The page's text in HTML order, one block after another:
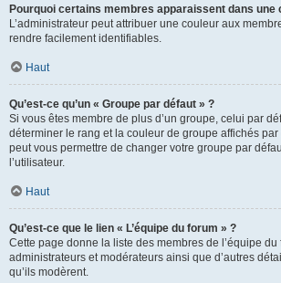
Pourquoi certains membres apparaissent dans une
L’administrateur peut attribuer une couleur aux
rendre facilement identifiables.
Haut
Qu’est-ce qu’un « Groupe par défaut » ?
Si vous êtes membre de plus d’un groupe, celui par
déterminer le rang et la couleur de groupe affichés par
peut vous permettre de changer votre groupe par
l’utilisateur.
Haut
Qu’est-ce que le lien « L’équipe du forum » ?
Cette page donne la liste des membres de l’équipe du
administrateurs et modérateurs ainsi que d’autres
qu’ils modèrent.